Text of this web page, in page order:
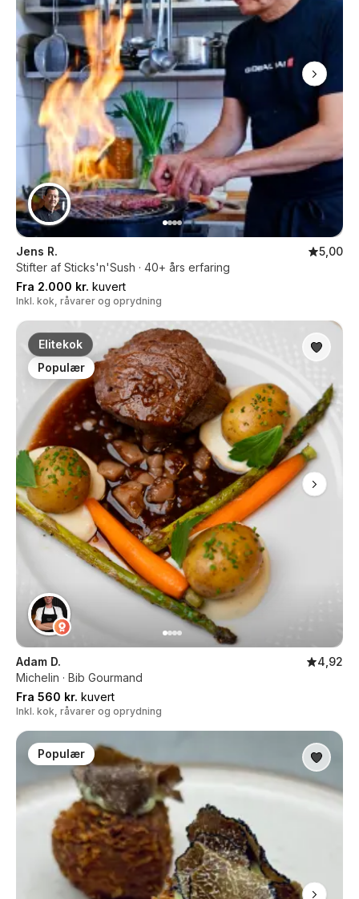
Jens R.
5,00
Stifter af Sticks'n'Sush · 40+ års erfaring
Fra 2.000 kr. kuvert
Inkl. kok, råvarer og oprydning
Elitekok
Populær
Adam D.
4,92
Michelin · Bib Gourmand
Fra 560 kr. kuvert
Inkl. kok, råvarer og oprydning
Populær